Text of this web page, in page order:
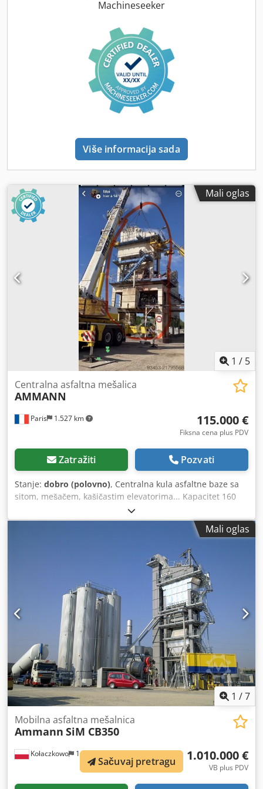
Machineseeker
Više informacija sada
Mali oglas
1 / 5
Paris 1.527 km
Centralna asfaltna mešalica
AMMANN
115.000 €
Fiksna cena plus PDV
Zatražiti Pozvati
Stanje: dobro (polovno), Centralna kula asfaltne baze sa
sitom, mešačem, kašičastim elevatorima... Kapacitet 160
tona na sat. Dkodpfjy Hf Duox Acler
Mali oglas
1 /7
Kołaczkowo 1.031 km
Mobilna asfaltna mešalnica
Ammann SiM CB350
1.010.000 €
VB plus PDV
Sačuvaj pretragu